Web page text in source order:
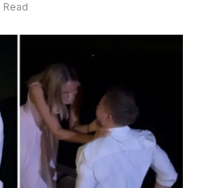
Read